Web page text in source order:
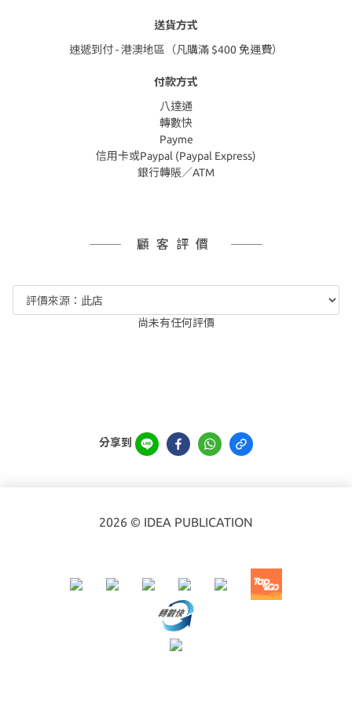
送貨方式
速遞到付 - 港澳地區（凡購滿 $400 免運費）
付款方式
八達通
轉數快
Payme
信用卡或Paypal (Paypal Express)
銀行轉賬／ATM
顧客評價
尚未有任何評價
分享到
2026 © IDEA PUBLICATION